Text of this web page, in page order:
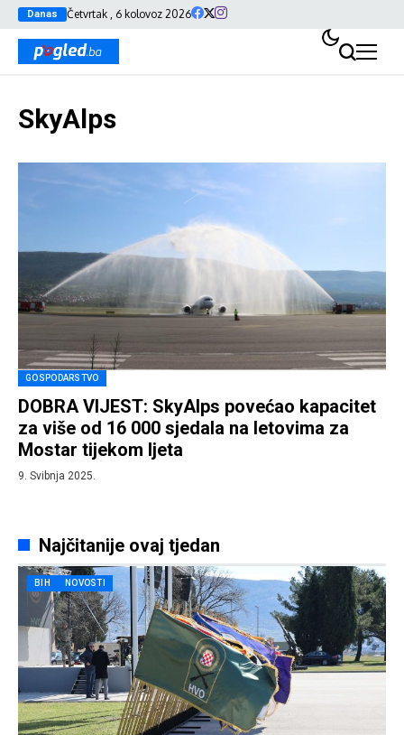
Danas Četvrtak , 6 kolovoz 2026
SkyAlps
GOSPODARSTVO
DOBRA VIJEST: SkyAlps povećao kapacitet
za više od 16 000 sjedala na letovima za
Mostar tijekom ljeta
9. Svibnja 2025.
Najčitanije ovaj tjedan
BIH NOVOSTI